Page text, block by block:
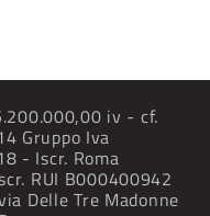
iv - cf.
Gruppo Iva
- Iscr. Roma
RUI B000400942
Delle Tre Madonne